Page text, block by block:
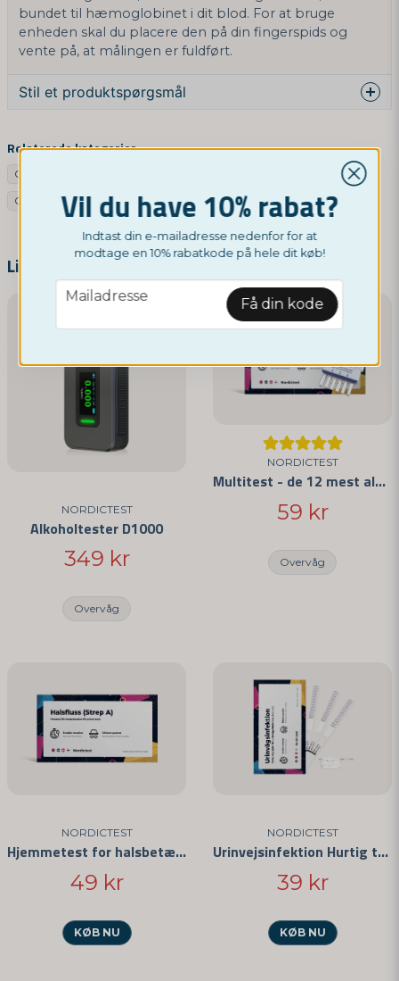
Lignende produkter
NORDICTEST
Alkoholtester D1000
349 kr
Overvåg
NORDICTEST
Multitest - de 12 mest almindelige stoffer
59 kr
Overvåg
NORDICTEST
Hjemmetest for halsbetændelse
49 kr
KØB NU
NORDICTEST
Urinvejsinfektion Hurtig test
39 kr
KØB NU
bundet til hæmoglobinet i dit blod. For at bruge
enheden skal du placere den på din fingerspids og
vente på, at målingen er fuldført.
Stil et produktspørgsmål
Mailadresse
Ja, I kan offentliggøre mit spørgsmål
Relaterede kategorier
Google FI Google DE
Google IT Google PL Google
Vil du have 10% rabat?
Indtast din e-mailadresse nedenfor for at
modtage en 10% rabatkode på hele dit køb!
email
Mailadresse Få din kode